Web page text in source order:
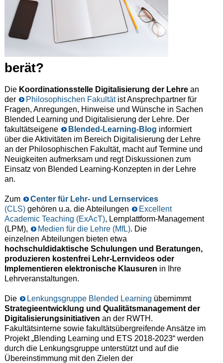
berät?
Die Koordinationsstelle Digitalisierung der Lehre an
der
Philosophischen Fakultätist Ansprechpartner für
Fragen, Anregungen, Hinweise und Wünsche in Sachen
Blended Learning und Digitalisierung der Lehre. Der
fakultätseigene
Blended-Learning-Blog informiert
über die Aktivitäten im Bereich Digitalisierung der Lehre
an der Philosophischen Fakultät, macht auf Termine und
Neuigkeiten aufmerksam und regt Diskussionen zum
Einsatz von Blended Learning-Konzepten in der Lehre
an.
Zum
Center für Lehr- und Lernservices
(CLS)gehören u.a. die Abteilungen
Excellent
Academic Teaching (ExAcT), Lernplattform-Management
(LPM),
Medien für die Lehre (MfL). Die
einzelnen Abteilungen bieten etwa
hochschuldidaktische Schulungen und Beratungen,
produzieren kostenfrei Lehr-Lernvideos oder
Implementieren elektronische Klausuren in Ihre
Lehrveranstaltungen.
Die Lenkungsgruppe Blended Learning übernimmt
Strategieentwicklung und Qualitätsmanagement der
Digitalisierungsinitiativen an der RWTH.
Fakultätsinterne sowie fakultätsübergreifende Ansätze im
Projekt „Blending Learning und ETS 2018-2023“ werden
durch die Lenkungsgruppe unterstützt und auf die
Übereinstimmung mit den Zielen der